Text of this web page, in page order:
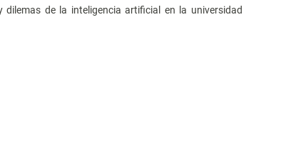
EDITORIALde la inteligencia artificial en la universidad